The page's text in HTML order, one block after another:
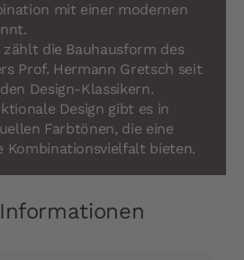
mit einer modernen
die Bauhausform des
Prof. Hermann Gretsch seit
Design-Klassikern.
Design gibt es in
Farbtönen, die eine
Kombinationsvielfalt bieten.